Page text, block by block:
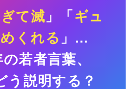
て滅 」「 ギュ
めくれる 」…
若者言葉、
う説明する？